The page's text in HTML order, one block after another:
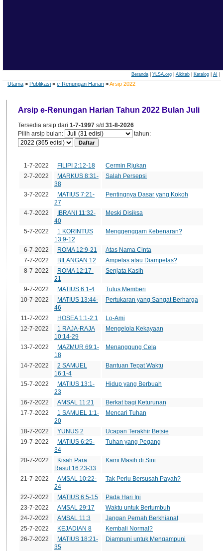
Beranda| YLSA.org| Alkitab| Katalog| AI
Utama > Publikasi > e-Renungan Harian >Arsip 2022
Arsip e-Renungan Harian Tahun 2022 Bulan Juli
Tersedia arsip dari 1-7-1997s/d 31-8-2026
Pilih arsip bulan:
tahun:
1-7-2022
FILIPI 2:12-18
Cermin Rjukan
2-7-2022
MARKUS 8:31-
38
Salah Persepsi
3-7-2022
MATIUS 7:21-
27
Pentingnya Dasar yang Kokoh
4-7-2022
IBRANI 11:32-
40
Meski Disiksa
5-7-2022
1 KORINTUS
13:9-12
Menggenggam Kebenaran?
6-7-2022 ROMA 12:9-21
Atas Nama Cinta
7-7-2022
BILANGAN 12
Ampelas atau Diampelas?
8-7-2022
ROMA 12:17-
21
Senjata Kasih
9-7-2022 MATIUS 6:1-4
Tulus Memberi
10-7-2022
MATIUS 13:44-
46
Pertukaran yang Sangat Berharga
11-7-2022 HOSEA 1:1-2:1
Lo-Ami
12-7-2022
1 RAJA-RAJA
10:14-29
Mengelola Kekayaan
13-7-2022
MAZMUR 69:1-
18
Menanggung Cela
14-7-2022
2 SAMUEL
16:1-4
Bantuan Tepat Waktu
15-7-2022
MATIUS 13:1-
23
Hidup yang Berbuah
16-7-2022 AMSAL 11:21
Berkat bagi Keturunan
17-7-2022
1 SAMUEL 1:1-
20
Mencari Tuhan
18-7-2022 YUNUS 2
Ucapan Terakhir Betsie
19-7-2022
MATIUS 6:25-
34
Tuhan yang Pegang
20-7-2022
Kisah Para
Rasul 16:23-33
Kami Masih di Sini
21-7-2022
AMSAL 10:22-
24
Tak Perlu Bersusah Payah?
22-7-2022 MATIUS 6:5-15
Pada Hari Ini
23-7-2022
AMSAL 29:17
Waktu untuk Bertumbuh
24-7-2022
AMSAL 11:3
Jangan Pernah Berkhianat
25-7-2022
KEJADIAN 8
Kembali Normal?
26-7-2022
MATIUS 18:21-
35
Diampuni untuk Mengampuni